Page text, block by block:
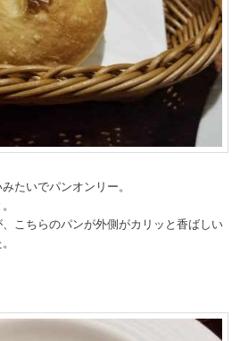
たいでパンオンリー。
こちらのパンが外側がカリッと香ばしい